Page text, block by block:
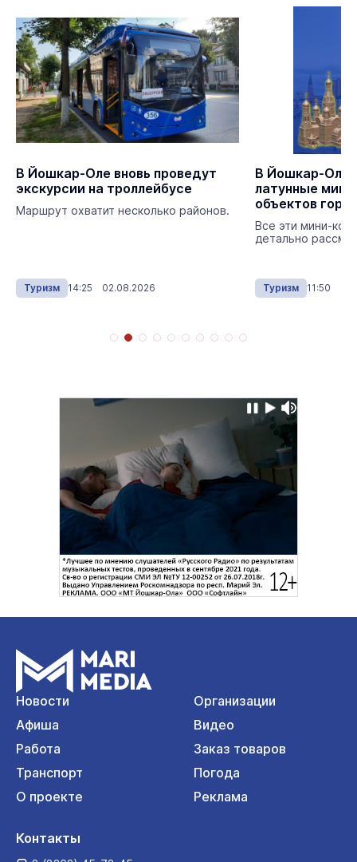
В Йошкар-Оле вновь проведут
экскурсии на троллейбусе
Маршрут охватит несколько районов.
Туризм 14:25 02.08.2026
В Йошкар-Оле
латунные
объектов
Все эти мини-
детально
Туризм 11:50
Новости
Организации
Афиша
Видео
Работа
Заказ товаров
Транспорт
Погода
О проекте
Реклама
Контакты